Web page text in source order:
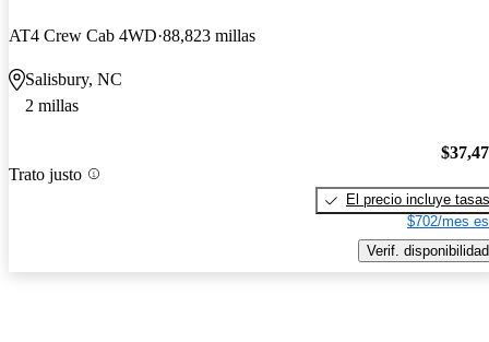
AT4 Crew Cab 4WD 88,823 millas
Salisbury, NC
2 millas
Trato justo
El precio incluye tasas
$702/mes
Verif. disponibilidad